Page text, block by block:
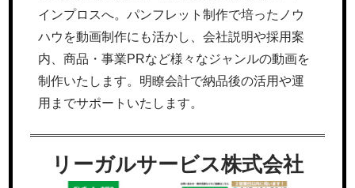
インプロスへ。パンフレット制作で培ったノウ
ハウを動画制作にも活かし、会社説明や採用案
内、商品・事業PRなど様々なジャンルの動画を
制作いたします。明瞭会計で納品後の活用や運
用までサポートいたします。
リーガルサービス株式会社